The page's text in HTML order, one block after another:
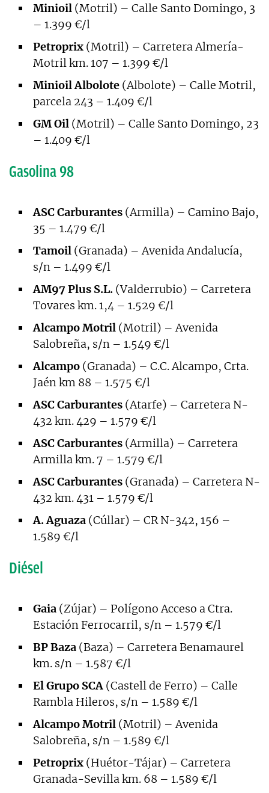
Minioil (Motril) – Calle Santo Domingo, 3
– 1.399 €/l
Petroprix (Motril) – Carretera Almería-
Motril km. 107 – 1.399 €/l
Minioil Albolote (Albolote) – Calle Motril,
parcela 243 – 1.409 €/l
GM Oil (Motril) – Calle Santo Domingo, 23
– 1.409 €/l
Gasolina 98
ASC Carburantes (Armilla) – Camino Bajo,
35 – 1.479 €/l
Tamoil (Granada) – Avenida Andalucía,
s/n – 1.499 €/l
AM97 Plus S.L. (Valderrubio) – Carretera
Tovares km. 1,4 – 1.529 €/l
Alcampo Motril (Motril) – Avenida
Salobreña, s/n – 1.549 €/l
Alcampo (Granada) – C.C. Alcampo, Crta.
Jaén km 88 – 1.575 €/l
ASC Carburantes (Atarfe) – Carretera N-
432 km. 429 – 1.579 €/l
ASC Carburantes (Armilla) – Carretera
Armilla km. 7 – 1.579 €/l
ASC Carburantes (Granada) – Carretera N-
432 km. 431 – 1.579 €/l
A. Aguaza (Cúllar) – CR N-342, 156 –
1.589 €/l
Diésel
Gaia (Zújar) – Polígono Acceso a Ctra.
Estación Ferrocarril, s/n – 1.579 €/l
BP Baza (Baza) – Carretera Benamaurel
km. s/n – 1.587 €/l
El Grupo SCA (Castell de Ferro) – Calle
Rambla Hileros, s/n – 1.589 €/l
Alcampo Motril (Motril) – Avenida
Salobreña, s/n – 1.589 €/l
Petroprix (Huétor-Tájar) – Carretera
Granada-Sevilla km. 68 – 1.589 €/l